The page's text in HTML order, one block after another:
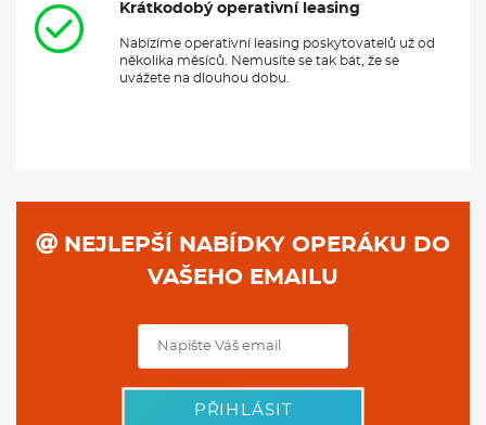
Krátkodobý operativní leasing
Nabízíme operativní leasing poskytovatelů už od
několika měsíců. Nemusíte se tak bát, že se
uvážete na dlouhou dobu.
NEJLEPŠÍ NABÍDKY OPERÁKU DO
VAŠEHO EMAILU
PŘIHLÁSIT